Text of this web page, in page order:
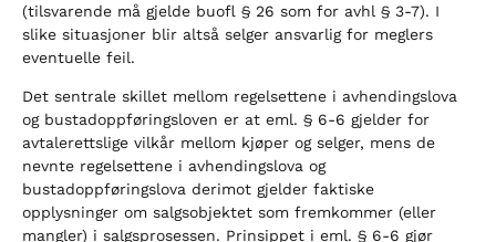
(tilsvarende må gjelde buofl § 26 som for avhl § 3-7). I
slike situasjoner blir altså selger ansvarlig for meglers
eventuelle feil.
Det sentrale skillet mellom regelsettene i avhendingslova
og bustadoppføringsloven er at eml. § 6-6 gjelder for
avtalerettslige vilkår mellom kjøper og selger, mens de
nevnte regelsettene i avhendingslova og
bustadoppføringslova derimot gjelder faktiske
opplysninger om salgsobjektet som fremkommer (eller
mangler) i salgsprosessen. Prinsippet i eml. § 6-6 gjør